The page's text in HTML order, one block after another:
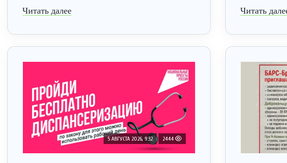
Читать далее Читать
5 АВГУСТА 2026, 9:32 2444